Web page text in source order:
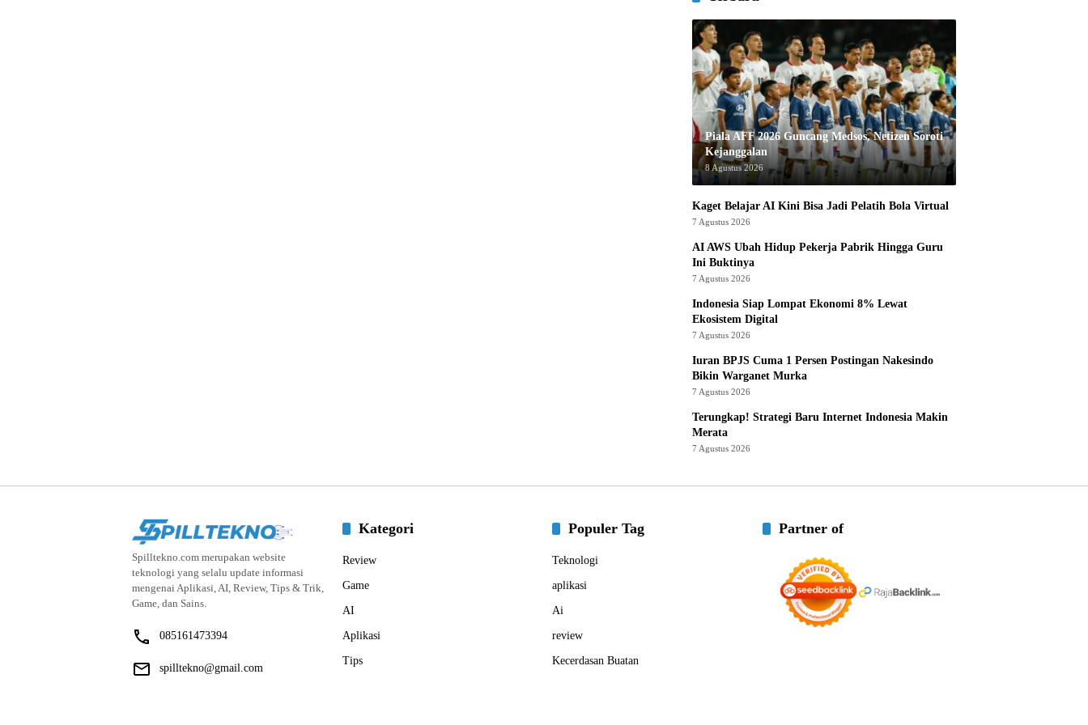
Piala AFF 2026 Guncang Medsos, Netizen Soroti
Kejanggalan
8 Agustus 2026
Kaget Belajar AI Kini Bisa Jadi Pelatih Bola Virtual
7 Agustus 2026
AI AWS Ubah Hidup Pekerja Pabrik Hingga Guru
Ini Buktinya
7 Agustus 2026
Indonesia Siap Lompat Ekonomi 8% Lewat
Ekosistem Digital
7 Agustus 2026
Iuran BPJS Cuma 1 Persen Postingan Nakesindo
Bikin Warganet Murka
7 Agustus 2026
Terungkap! Strategi Baru Internet Indonesia Makin
Merata
7 Agustus 2026
Spilltekno.com merupakan website
teknologi yang selalu update informasi
mengenai Aplikasi, AI, Review, Tips & Trik,
Game, dan Sains.
085161473394
spilltekno@gmail.com
Kategori
Review
Game
AI
Aplikasi
Tips
Populer Tag
Teknologi
aplikasi
Ai
review
Kecerdasan Buatan
Partner of